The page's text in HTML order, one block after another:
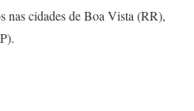
nas cidades de Boa Vista (RR),